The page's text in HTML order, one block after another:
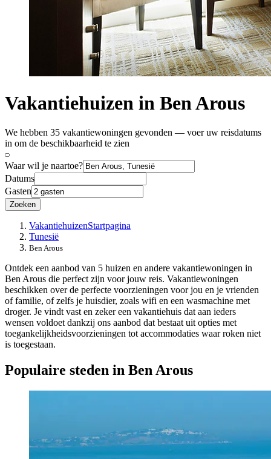
Vakantiehuizen in Ben Arous
We hebben 35 vakantiewoningen gevonden — voer uw reisdatums
in om de beschikbaarheid te zien
Waar wil je naartoe?
Datums
Gasten
Zoeken
VakantiehuizenStartpagina
Tunesië
Ben Arous
Ontdek een aanbod van 5 huizen en andere vakantiewoningen in
Ben Arous die perfect zijn voor jouw reis. Vakantiewoningen
beschikken over de perfecte voorzieningen voor jou en je vrienden
of familie, of zelfs je huisdier, zoals wifi en een wasmachine met
droger. Je vindt vast en zeker een vakantiehuis dat aan ieders
wensen voldoet dankzij ons aanbod dat bestaat uit opties met
toegankelijkheidsvoorzieningen tot accommodaties waar roken niet
is toegestaan.
Populaire steden in Ben Arous